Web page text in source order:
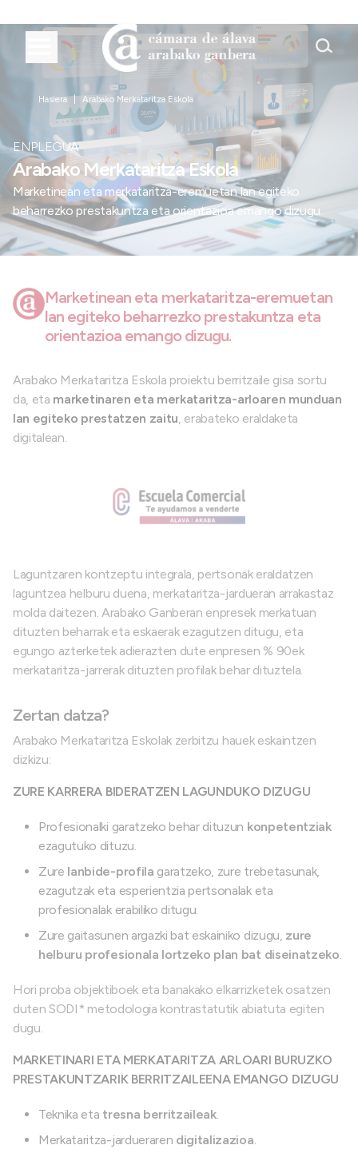
Hasiera Arabako Merkataritza Eskola
ENPLEGUA
Arabako Merkataritza Eskola
Marketinean eta merkataritza-eremuetan lan egiteko
beharrezko prestakuntza eta orientazioa emango dizugu.
Marketinean eta merkataritza-eremuetan
lan egiteko beharrezko prestakuntza eta
orientazioa emango dizugu.
Arabako Merkataritza Eskola proiektu berritzaile gisa sortu
da, eta marketinaren eta merkataritza-arloaren munduan
lan egiteko prestatzen zaitu, erabateko eraldaketa
digitalean.
Laguntzaren kontzeptu integrala, pertsonak eraldatzen
laguntzea helburu duena, merkataritza-jardueran arrakastaz
molda daitezen. Arabako Ganberan enpresek merkatuan
dituzten beharrak eta eskaerak ezagutzen ditugu, eta
egungo azterketek adierazten dute enpresen % 90ek
merkataritza-jarrerak dituzten profilak behar dituztela.
Zertan datza?
Arabako Merkataritza Eskolak zerbitzu hauek eskaintzen
dizkizu:
ZURE KARRERA BIDERATZEN LAGUNDUKO DIZUGU
Profesionalki garatzeko behar dituzun konpetentziak
ezagutuko dituzu.
Zure lanbide-profila garatzeko, zure trebetasunak,
ezagutzak eta esperientzia pertsonalak eta
profesionalak erabiliko ditugu.
Zure gaitasunen argazki bat eskainiko dizugu, zure
helburu profesionala lortzeko plan bat diseinatzeko.
Hori proba objektiboek eta banakako elkarrizketek osatzen
duten SODI* metodologia kontrastatutik abiatuta egiten
dugu.
MARKETINARI ETA MERKATARITZA ARLOARI BURUZKO
PRESTAKUNTZARIK BERRITZAILEENA EMANGO DIZUGU
Teknika eta tresna berritzaileak.
Merkataritza-jardueraren digitalizazioa.